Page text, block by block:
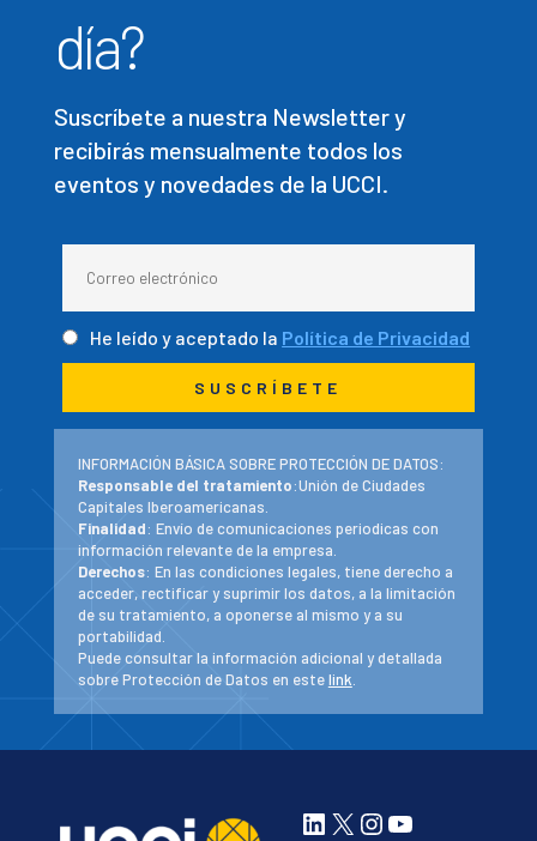
día?
Suscríbete a nuestra Newsletter y
recibirás mensualmente todos los
eventos y novedades de la UCCI.
He leído y aceptado la Política de Privacidad
INFORMACIÓN BÁSICA SOBRE PROTECCIÓN DE DATOS:
Responsable del tratamiento:Unión de Ciudades
Capitales Iberoamericanas.
Finalidad: Envío de comunicaciones periodicas con
información relevante de la empresa.
Derechos: En las condiciones legales, tiene derecho a
acceder, rectificar y suprimir los datos, a la limitación
de su tratamiento, a oponerse al mismo y a su
portabilidad.
Puede consultar la información adicional y detallada
sobre Protección de Datos en estelink
LinkedIn
X Instagram
YouTube